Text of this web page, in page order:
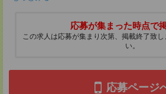
応募が集まった時点で
この求人は応募が集まり次第、掲載終了致
い。
応募ページ